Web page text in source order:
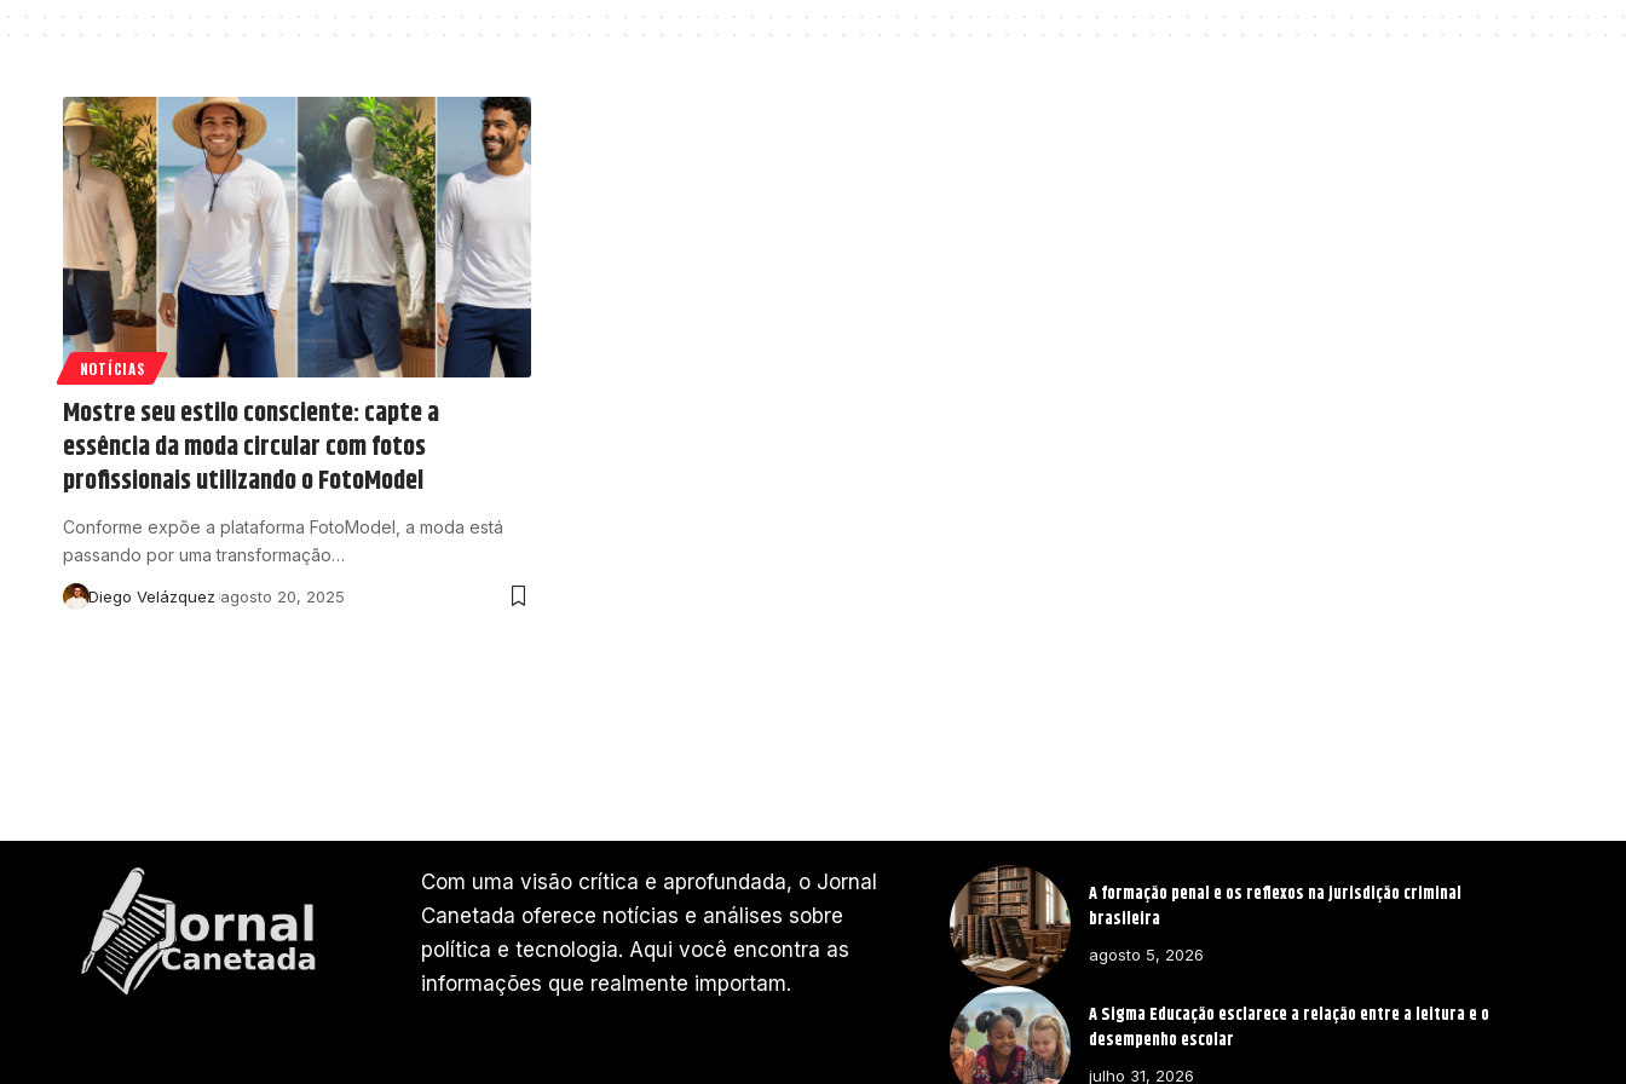
NOTÍCIAS
Mostre seu estilo consciente: capte a
essência da moda circular com fotos
profissionais utilizando o FotoModel
Conforme expõe a plataforma FotoModel, a moda está
passando por uma transformação…
Diego Velázquez agosto 20, 2025
Com uma visão crítica e aprofundada, o Jornal
Canetada oferece notícias e análises sobre
política e tecnologia. Aqui você encontra as
informações que realmente importam.
A formação penal e os reflexos na jurisdição criminal
brasileira
agosto 5, 2026
A Sigma Educação esclarece a relação entre a leitura e o
desempenho escolar
julho 31, 2026